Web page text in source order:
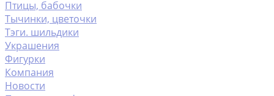
Птицы, бабочки
Тычинки, цветочки
Тэги. шильдики
Украшения
Фигурки
Компания
Новости